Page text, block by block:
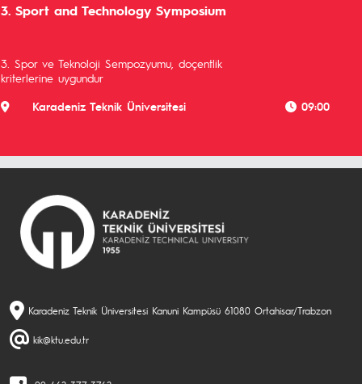
3. Sport and Technology Symposium
3. Spor ve Teknoloji Sempozyumu, doçentlik
kriterlerine uygundur
Karadeniz Teknik Üniversitesi
09:00
Karadeniz Teknik Üniversitesi Kanuni Kampüsü 61080 Ortahisar/Trabzon
kik@ktu.edu.tr